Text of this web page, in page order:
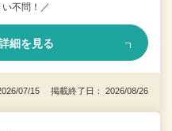
不問！／
細を見る
07/15 掲載終了日： 2026/08/26